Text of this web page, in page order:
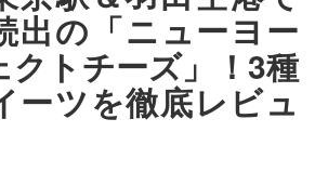
出の「ニューヨー
クトチーズ」！3種
ーツを徹底レビュ